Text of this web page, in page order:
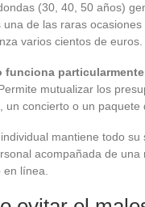
(30, 40, 50 años)
una de las raras
varios cientos de euros.
funciona
mutualizar los
un concierto o un paquete
mantiene todo
acompañada de
en línea.